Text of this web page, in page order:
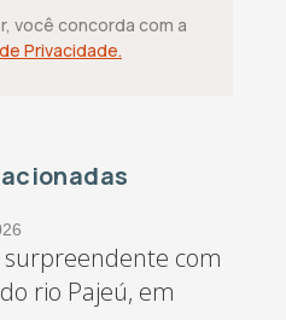
você concorda com a
Privacidade.
com
rio Pajeú, em